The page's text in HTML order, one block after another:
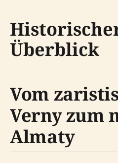
Überblick
Vom
Verny zum
Almaty